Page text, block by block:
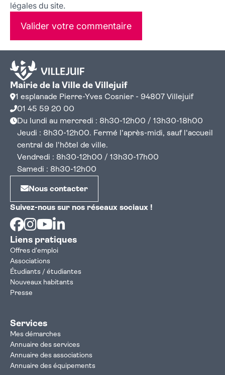
légales du site.
Valider votre commentaire
Mairie de la Ville de Villejuif
1 esplanade Pierre-Yves Cosnier - 94807 Villejuif
01 45 59 20 00
Du lundi au mercredi : 8h30-12h00 / 13h30-18h00
Jeudi : 8h30-12h00. Fermé l'après-midi, sauf l'accueil
central de l'hôtel de ville.
Vendredi : 8h30-12h00 / 13h30-17h00
Samedi : 8h30-12h00
Nous contacter
Suivez-nous sur nos réseaux sociaux !
Facebook
Instagram
Youtube
Liens pratiques
Offres d'emploi
Associations
Étudiants / étudiantes
Nouveaux habitants
Presse
Services
Mes démarches
Annuaire des services
Annuaire des associations
Annuaire des équipements